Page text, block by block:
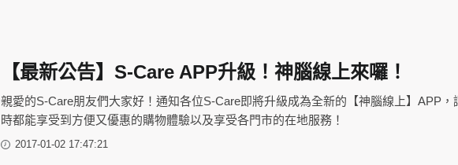
【最新公告】S-Care APP升級！神腦線上來囉！
親愛的S-Care朋友們大家好！通知各位S-Care即將升級成為全新的【神腦線上】APP，
時都能享受到方便又優惠的購物體驗以及享受各門市的在地服務！
2017-01-02 17:47:21